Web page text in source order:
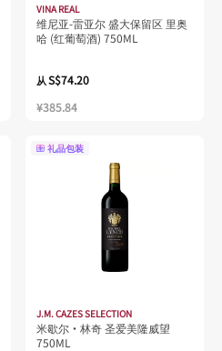
VINA REAL
维尼亚-雷亚尔 盛大保留区 里奥
哈 (红葡萄酒) 750ML
从S$74.20
¥385.84
礼品包装
J.M. CAZES SELECTION
米歇尔·林奇 圣爱美隆威望
750ML